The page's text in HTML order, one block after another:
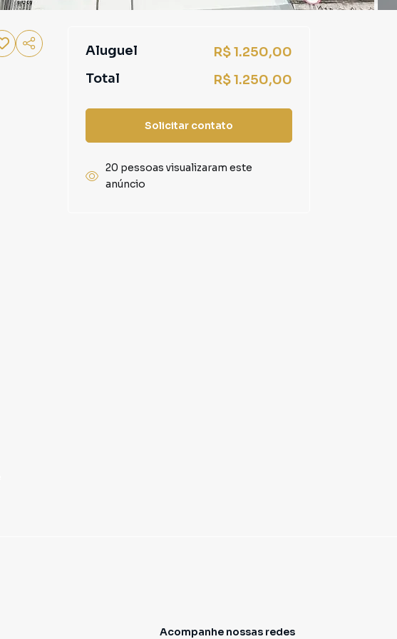
Aluguel
R$ 1.250,00
Total
R$ 1.250,00
Solicitar contato
20 pessoas visualizaram este
anúncio
Acompanhe nossas redes